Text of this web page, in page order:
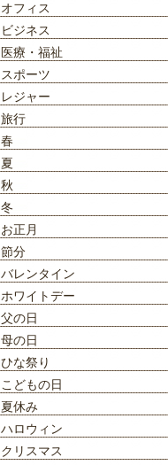
オフィス
ビジネス
医療・福祉
スポーツ
レジャー
旅行
春
夏
秋
冬
お正月
節分
バレンタイン
ホワイトデー
父の日
母の日
ひな祭り
こどもの日
夏休み
ハロウィン
クリスマス